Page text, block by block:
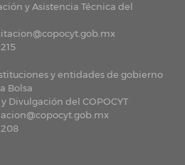
y Asistencia Técnica del
y entidades de gobierno
Bolsa
Divulgación del COPOCYT
208